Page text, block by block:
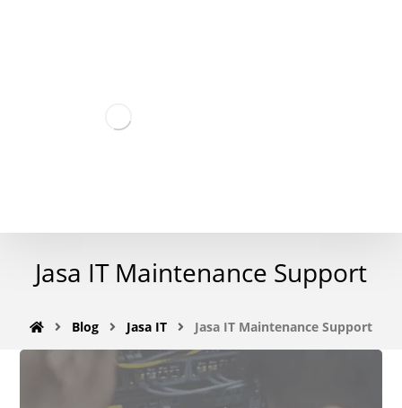
Jasa IT Maintenance Support
Blog Jasa IT Jasa IT Maintenance Support